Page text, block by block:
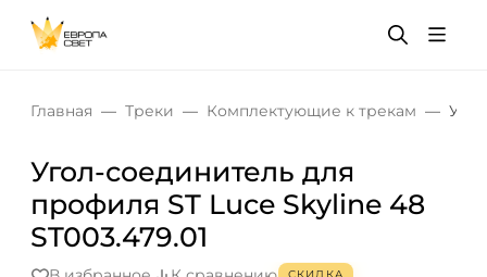
Главная Треки Комплектующие к трекам
Угол-соединитель для
профиля ST Luce Skyline 48
ST003.479.01